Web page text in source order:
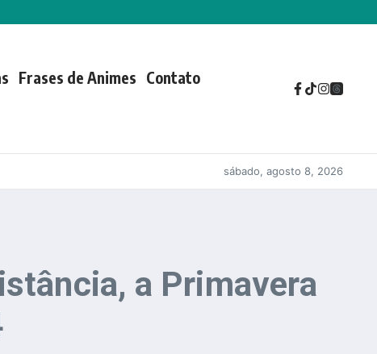
Frases de Animes Contato
sábado, agosto 8, 2026
a Primavera